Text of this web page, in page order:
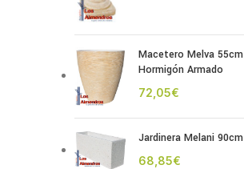
Macetero Melva 55cm
Hormigón Armado
€
Jardinera Melani 90cm
€